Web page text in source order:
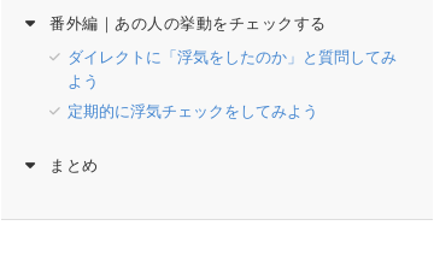
番外編｜あの人の挙動をチェックする
ダイレクトに「浮気をしたのか」と質問してみ
よう
定期的に浮気チェックをしてみよう
まとめ